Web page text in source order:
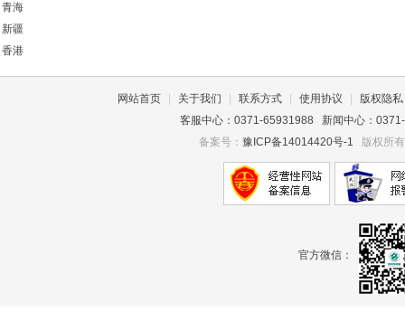
青海
新疆
香港
网站首页 关于我们 联系方式 使用协议
版权隐私
客服中心：0371-65931988 新闻中心：
备案号： 豫ICP备14014420号-1 版权所
官方微信：